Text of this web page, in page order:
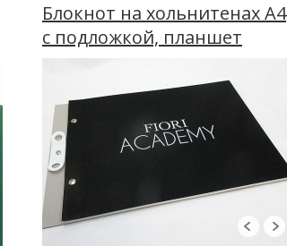
Блокнот на хольнитенах А4
с подложкой, планшет